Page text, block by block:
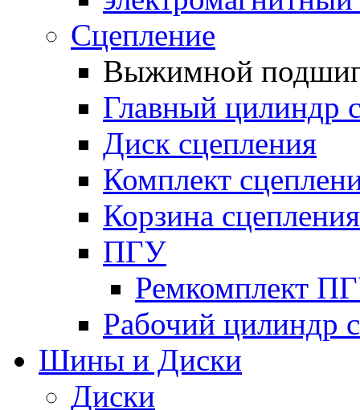
Сцепление
Выжимной
Главный цилиндр
Диск сцепления
Комплект
Корзина сцепления
ПГУ
Ремкомплект
Рабочий цилиндр
Шины и Диски
Диски